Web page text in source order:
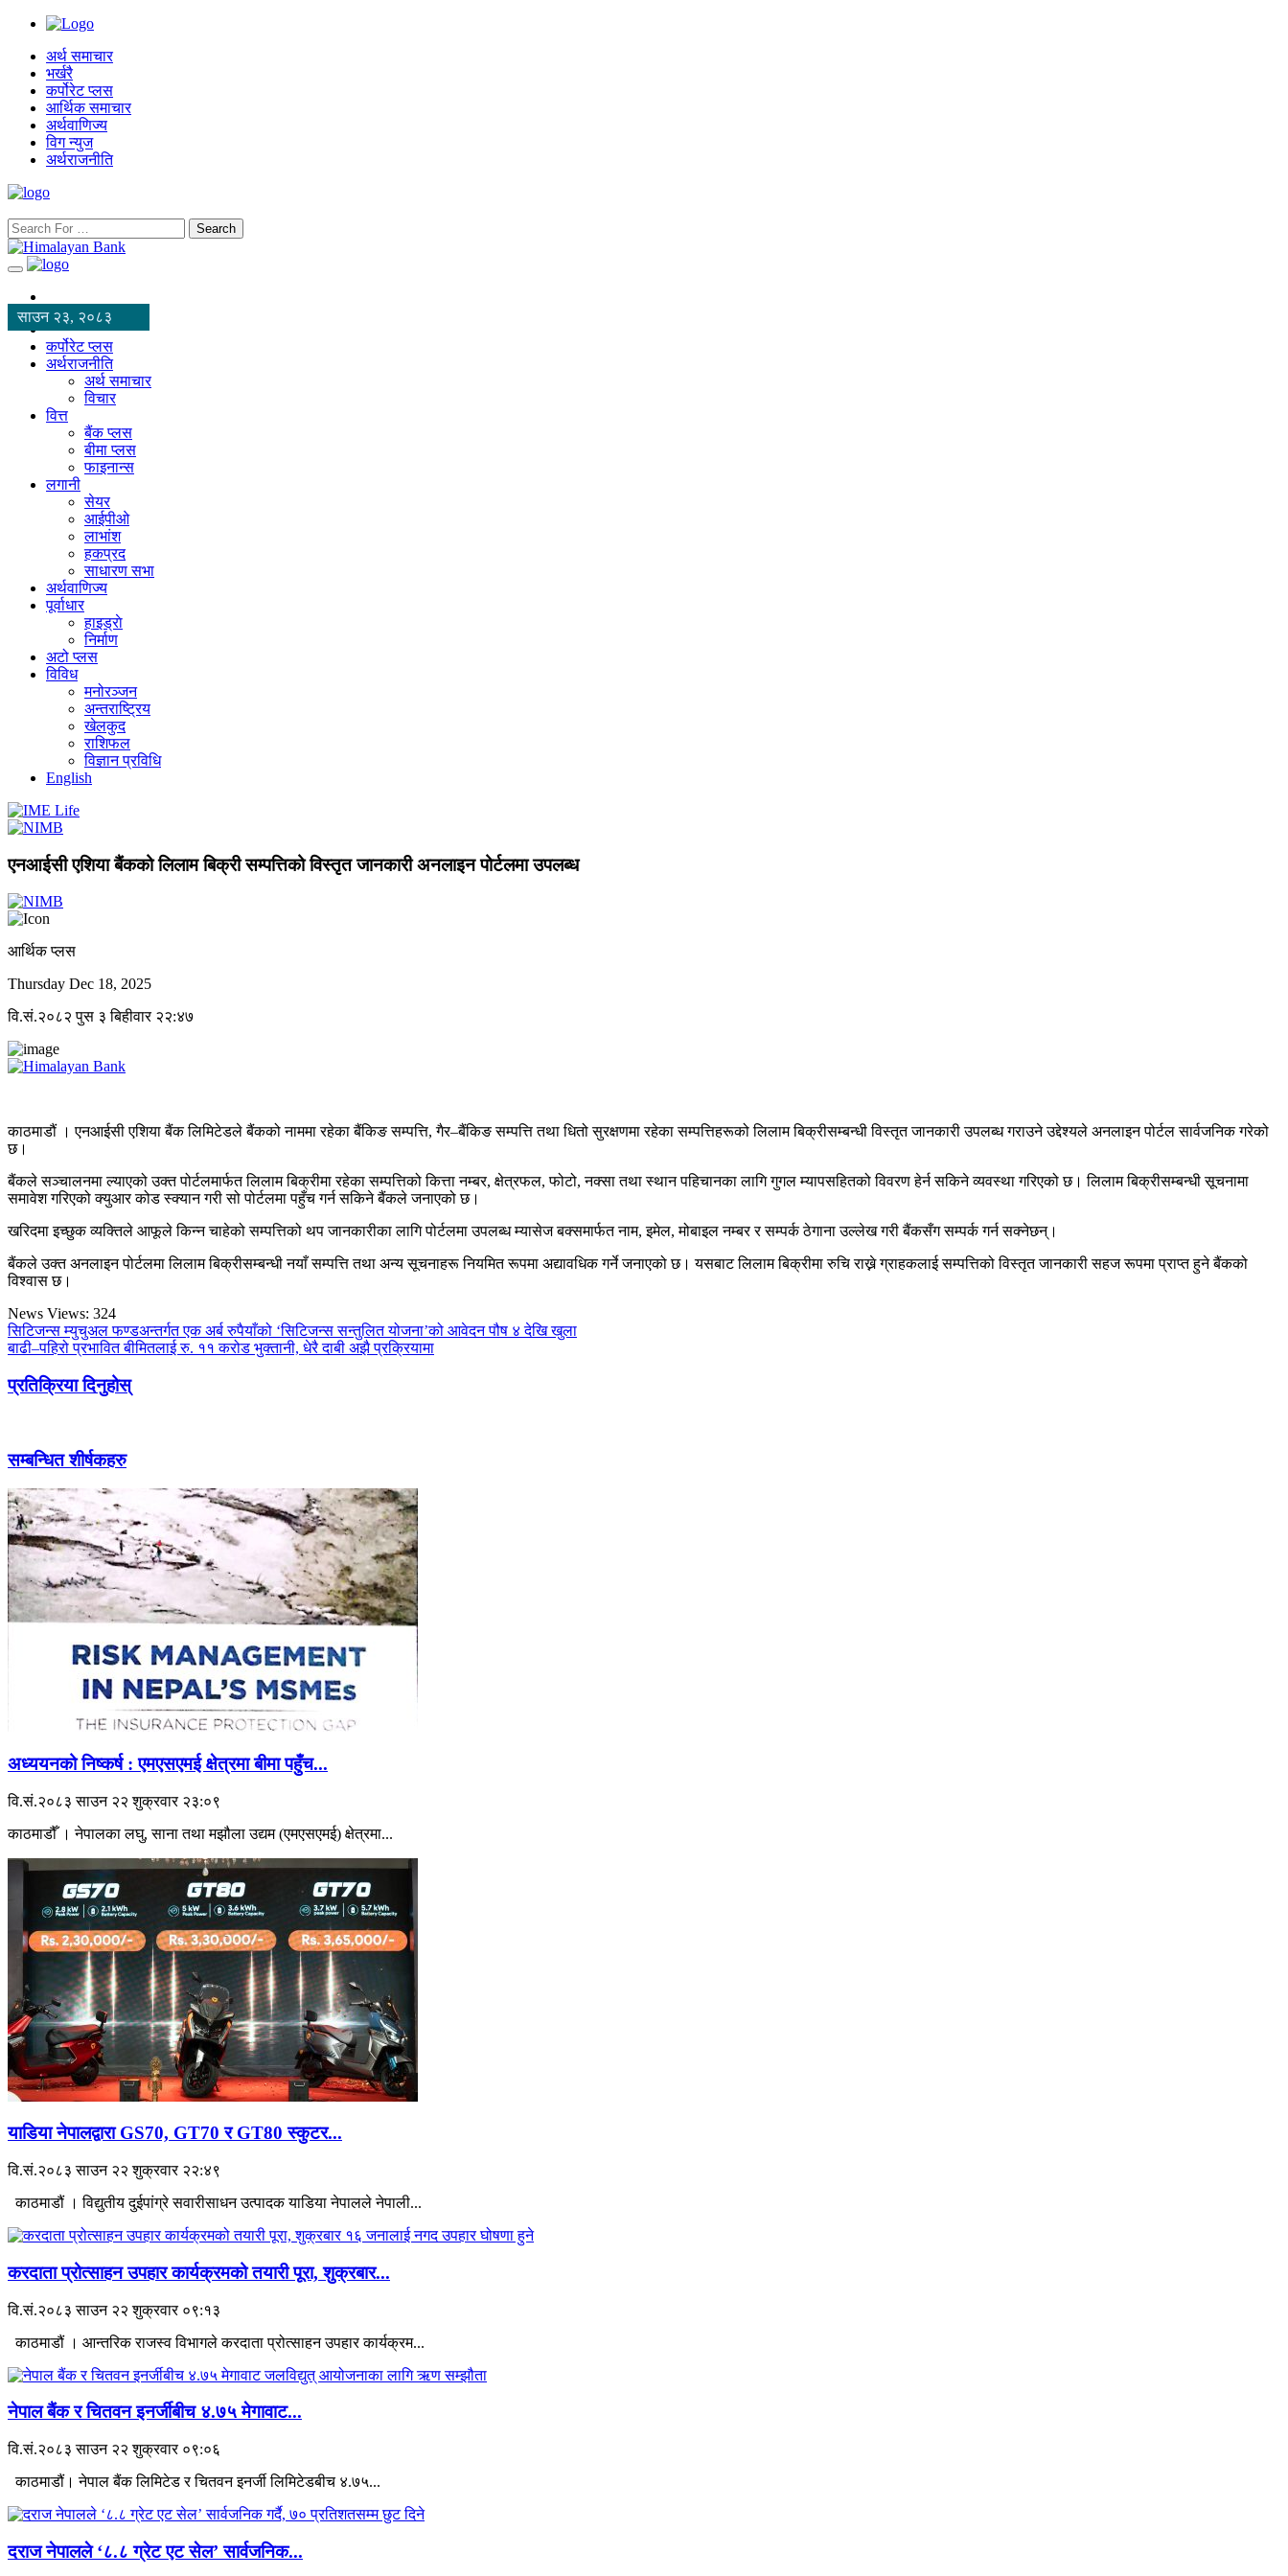
अर्थ समाचार
भर्खरै
कर्पोरेट प्लस
आर्थिक समाचार
अर्थवाणिज्य
विग न्युज
अर्थराजनीति
Search
साउन २३, २०८३
कर्पोरेट प्लस
अर्थराजनीति
अर्थ समाचार
विचार
वित्त
बैंक प्लस
बीमा प्लस
फाइनान्स
लगानी
सेयर
आईपीओ
लाभांश
हकप्रद
साधारण सभा
अर्थवाणिज्य
पूर्वाधार
हाइड्राे
निर्माण
अटो प्लस
विविध
मनोरञ्जन
अन्तराष्ट्रिय
खेलकुद
राशिफल
विज्ञान प्रविधि
English
एनआईसी एशिया बैंकको लिलाम बिक्री सम्पत्तिको विस्तृत जानकारी अनलाइन पोर्टलमा उपलब्ध
आर्थिक प्लस
Thursday Dec 18, 2025
वि.सं.२०८२ पुस ३ बिहीवार २२:४७
काठमाडौं । एनआईसी एशिया बैंक लिमिटेडले बैंकको नाममा रहेका बैंकिङ सम्पत्ति, गैर–बैंकिङ सम्पत्ति तथा धितो सुरक्षणमा रहेका सम्पत्तिहरूको लिलाम बिक्रीसम्बन्धी विस्तृत जानकारी उपलब्ध गराउने उद्देश्यले अनलाइन पोर्टल सार्वजनिक गरेको
छ।
बैंकले सञ्चालनमा ल्याएको उक्त पोर्टलमार्फत लिलाम बिक्रीमा रहेका सम्पत्तिको कित्ता नम्बर, क्षेत्रफल, फोटो, नक्सा तथा स्थान पहिचानका लागि गुगल म्यापसहितको विवरण हेर्न सकिने व्यवस्था गरिएको छ। लिलाम बिक्रीसम्बन्धी सूचनामा
समावेश गरिएको क्युआर कोड स्क्यान गरी सो पोर्टलमा पहुँच गर्न सकिने बैंकले जनाएको छ।
खरिदमा इच्छुक व्यक्तिले आफूले किन्न चाहेको सम्पत्तिको थप जानकारीका लागि पोर्टलमा उपलब्ध म्यासेज बक्समार्फत नाम, इमेल, मोबाइल नम्बर र सम्पर्क ठेगाना उल्लेख गरी बैंकसँग सम्पर्क गर्न सक्नेछन्।
बैंकले उक्त अनलाइन पोर्टलमा लिलाम बिक्रीसम्बन्धी नयाँ सम्पत्ति तथा अन्य सूचनाहरू नियमित रूपमा अद्यावधिक गर्ने जनाएको छ। यसबाट लिलाम बिक्रीमा रुचि राख्ने ग्राहकलाई सम्पत्तिको विस्तृत जानकारी सहज रूपमा प्राप्त हुने बैंकको
विश्वास छ।
News Views: 324
सिटिजन्स म्युचुअल फण्डअन्तर्गत एक अर्ब रुपैयाँको ‘सिटिजन्स सन्तुलित योजना’को आवेदन पौष ४ देखि खुला
बाढी–पहिरो प्रभावित बीमितलाई रु. ११ करोड भुक्तानी, धेरै दाबी अझै प्रक्रियामा
प्रतिक्रिया दिनुहोस्
सम्बन्धित शीर्षकहरु
अध्ययनको निष्कर्ष : एमएसएमई क्षेत्रमा बीमा पहुँच...
वि.सं.२०८३ साउन २२ शुक्रवार २३:०९
काठमाडौँ । नेपालका लघु, साना तथा मझौला उद्यम (एमएसएमई) क्षेत्रमा...
याडिया नेपालद्वारा GS70, GT70 र GT80 स्कुटर...
वि.सं.२०८३ साउन २२ शुक्रवार २२:४९
काठमाडौं । विद्युतीय दुईपांग्रे सवारीसाधन उत्पादक याडिया नेपालले नेपाली...
करदाता प्रोत्साहन उपहार कार्यक्रमको तयारी पूरा, शुक्रबार...
वि.सं.२०८३ साउन २२ शुक्रवार ०९:१३
काठमाडौं । आन्तरिक राजस्व विभागले करदाता प्रोत्साहन उपहार कार्यक्रम...
नेपाल बैंक र चितवन इनर्जीबीच ४.७५ मेगावाट...
वि.सं.२०८३ साउन २२ शुक्रवार ०९:०६
काठमाडौं। नेपाल बैंक लिमिटेड र चितवन इनर्जी लिमिटेडबीच ४.७५...
दराज नेपालले ‘८.८ ग्रेट एट सेल’ सार्वजनिक...